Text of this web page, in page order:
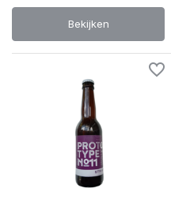
Bekijken